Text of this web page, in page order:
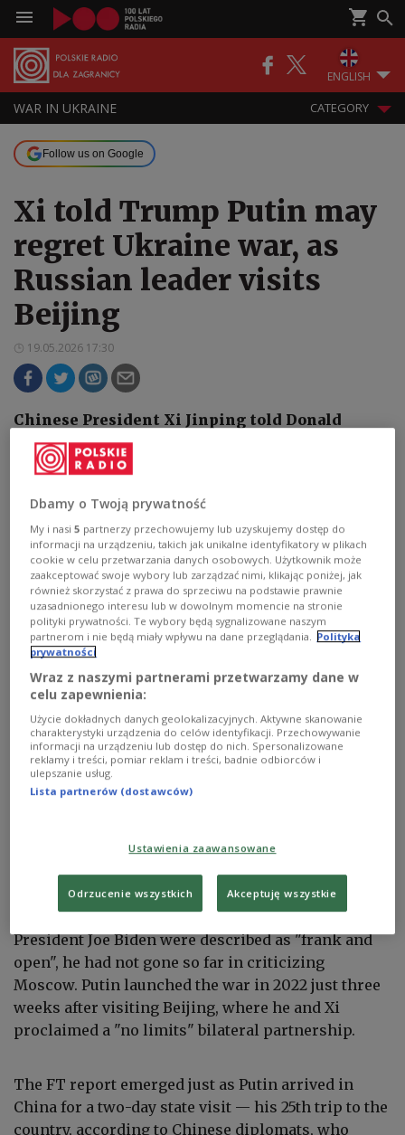
ENGLISH
WAR IN UKRAINE CATEGORY
Follow us on Google
Xi told Trump Putin may
regret Ukraine war, as
Russian leader visits
Beijing
19.05.2026 17:30
Chinese President Xi Jinping told Donald
Trump during the U.S. president's visit to
Beijing that Vladimir Putin may come to regret
reported Monday, citing sources familiar with
the U.S. assessment of the talks.
FILE PHOTO: Chinese President Xi Jinping welcomes Russian President
The remarks represent a notably sharper stance
than Xi has previously taken on Russian
aggression. While Xi's conversations with former
President Joe Biden were described as "frank and
open", he had not gone so far in criticizing
Moscow. Putin launched the war in 2022 just three
weeks after visiting Beijing, where he and Xi
proclaimed a "no limits" bilateral partnership.
The FT report emerged just as Putin arrived in
China for a two-day state visit — his 25th trip to the
country, according to Chinese diplomats, who
Dbamy o Twoją prywatność
My i nasi5 partnerzy przechowujemy lub uzyskujemy dostęp do
informacji na urządzeniu, takich jak unikalne identyfikatory w plikach
cookie w celu przetwarzania danych osobowych. Użytkownik może
zaakceptować swoje wybory lub zarządzać nimi, klikając poniżej, jak
również skorzystać z prawa do sprzeciwu na podstawie prawnie
uzasadnionego interesu lub w dowolnym momencie na stronie
polityki prywatności. Te wybory będą sygnalizowane naszym
partnerom i nie będą miały wpływu na dane przeglądania.
Polityka
prywatności
Wraz z naszymi partnerami przetwarzamy dane w
celu zapewnienia:
Użycie dokładnych danych geolokalizacyjnych. Aktywne skanowanie
charakterystyki urządzenia do celów identyfikacji. Przechowywanie
informacji na urządzeniu lub dostęp do nich. Spersonalizowane
reklamy i treści, pomiar reklam i treści, badnie odbiorców i
ulepszanie usług.
Lista partnerów (dostawców)
Ustawienia zaawansowane
Odrzucenie wszystkich Akceptuję wszystkie